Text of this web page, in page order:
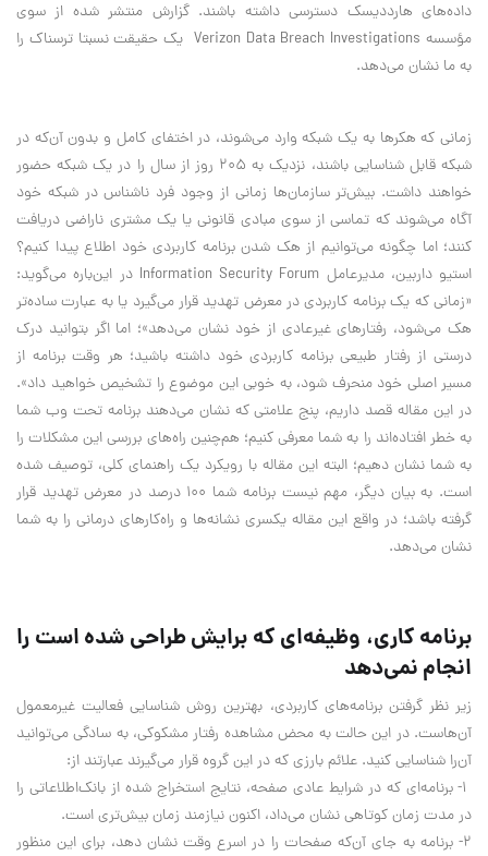
داده‌های هارددیسک دسترسی داشته باشند. گزارش منتشر شده از سوی
مؤسسه Verizon Data Breach Investigations یک حقیقت نسبتا ترسناک را
به ما نشان می‌دهد.
زمانی که هکرها به یک شبکه وارد می‌شوند، در اختفای کامل و بدون آن‌که در
شبکه قابل شناسایی باشند، نزدیک به 205 روز از سال را در یک شبکه حضور
خواهند داشت. بیش‌تر سازمان‌ها زمانی از وجود فرد ناشناس در شبکه خود
آگاه می‌شوند که تماسی از سوی مبادی قانونی یا یک مشتری ناراضی دریافت
‌کنند؛ اما چگونه می‌توانیم از هک شدن برنامه کاربردی خود اطلاع پیدا کنیم؟
استیو داربین، مدیرعامل Information Security Forum در این‌باره می‌گوید:
«زمانی که یک برنامه کاربردی در معرض تهدید قرار می‌گیرد یا به عبارت ساده‌تر
هک می‌شود، رفتارهای غیرعادی از خود نشان می‌دهد»؛ اما اگر بتوانید درک
درستی از رفتار طبیعی برنامه کاربردی خود داشته باشید؛ هر وقت برنامه از
مسیر اصلی خود منحرف شود، به خوبی این موضوع را تشخیص خواهید داد».
در این مقاله قصد داریم، پنج علامتی که نشان می‌دهند برنامه تحت وب شما
به خطر افتاده‌اند را به شما معرفی کنیم؛ هم‌چنین راه‌های بررسی این مشکلات را
به شما نشان دهیم؛ البته این مقاله با رویکرد یک راهنمای کلی، توصیف شده
است. به بیان دیگر، مهم نیست برنامه شما 100 درصد در معرض تهدید قرار
گرفته باشد؛ در واقع این مقاله یکسری نشانه‌ها و راه‌کارهای درمانی را به شما
نشان می‌دهد.
برنامه کاری، وظیفه‌ای که برایش طراحی شده است را
انجام نمی‌دهد
زیر نظر گرفتن برنامه‌های کاربردی، بهترین روش شناسایی فعالیت غیرمعمول
آن‌هاست. در این حالت به محض مشاهده رفتار مشکوکی، به سادگی می‌توانید
آن‌را شناسایی کنید. علائم بارزی که در این گروه قرار می‌گیرند عبارتند از:
1- برنامه‌ای که در شرایط عادی صفحه، نتایج استخراج شده از بانک‌اطلاعاتی را
در مدت زمان کوتاهی نشان می‌داد، اکنون نیازمند زمان بیش‌تری است.
2- برنامه به جای آن‌که صفحات را در اسرع وقت نشان دهد، برای این منظور